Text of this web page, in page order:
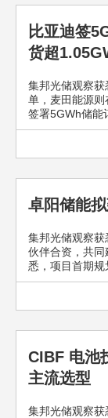
比亚迪签
货超
集邦光储观察
单，麦田能源
签署5GWh储能
卓阳储能
集邦光储观察
伙伴合资，共
悉，项目首期
CIBF 电池
主流选型
集邦光储观察